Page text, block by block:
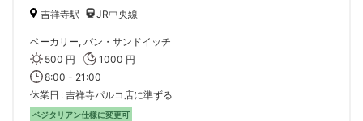
吉祥寺駅 JR中央線
ベーカリー, パン・サンドイッチ
500 円
1000 円
8:00 - 21:00
休業日
吉祥寺パルコ店に準ずる
ベジタリアン仕様に変更可